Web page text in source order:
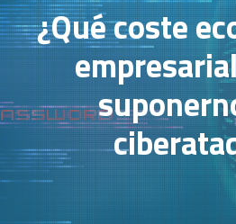
¿Qué coste